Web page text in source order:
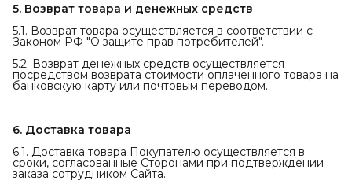
5. Возврат товара и денежных средств
5.1. Возврат товара осуществляется в соответствии с
Законом РФ "О защите прав потребителей".
5.2. Возврат денежных средств осуществляется
посредством возврата стоимости оплаченного товара на
банковскую карту или почтовым переводом.
6. Доставка товара
6.1. Доставка товара Покупателю осуществляется в
сроки, согласованные Сторонами при подтверждении
заказа сотрудником Сайта.